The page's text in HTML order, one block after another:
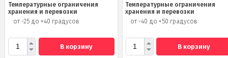
Температурные ограничения
хранения и перевозки
от -25 до +40 градусов
В корзину
Температурные ограничения
хранения и перевозки
от -40 до +50 градусов
В корзину